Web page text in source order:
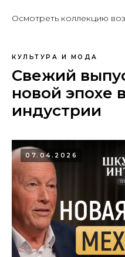
Осмотреть коллекцию
КУЛЬТУРА И МОДА
Свежий
новой эпохе
индустрии
07.04.2026